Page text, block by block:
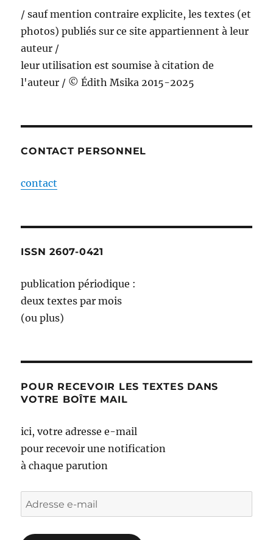
/ sauf mention contraire explicite, les textes (et
photos) publiés sur ce site appartiennent à leur
auteur /
leur utilisation est soumise à citation de
l'auteur / © Édith Msika 2015-2025
CONTACT PERSONNEL
contact
ISSN 2607-0421
publication périodique :
deux textes par mois
(ou plus)
POUR RECEVOIR LES TEXTES DANS
VOTRE BOÎTE MAIL
ici, votre adresse e-mail
pour recevoir une notification
à chaque parution
Adresse
e-
mail